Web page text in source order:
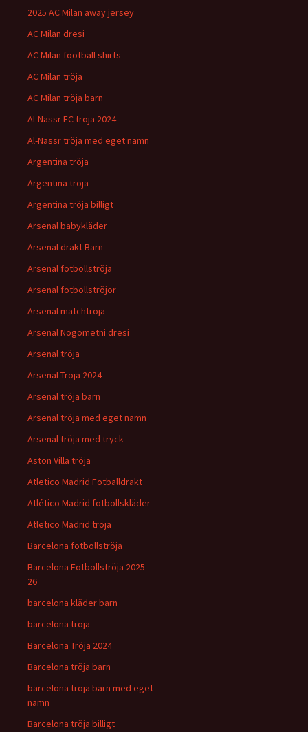
2025 AC Milan away jersey
AC Milan dresi
AC Milan football shirts
AC Milan tröja
AC Milan tröja barn
Al-Nassr FC tröja 2024
Al-Nassr tröja med eget namn
Argentina tröja
Argentina tröja
Argentina tröja billigt
Arsenal babykläder
Arsenal drakt Barn
Arsenal fotbollströja
Arsenal fotbollströjor
Arsenal matchtröja
Arsenal Nogometni dresi
Arsenal tröja
Arsenal Tröja 2024
Arsenal tröja barn
Arsenal tröja med eget namn
Arsenal tröja med tryck
Aston Villa tröja
Atletico Madrid Fotballdrakt
Atlético Madrid fotbollskläder
Atletico Madrid tröja
Barcelona fotbollströja
Barcelona Fotbollströja 2025-
26
barcelona kläder barn
barcelona tröja
Barcelona Tröja 2024
Barcelona tröja barn
barcelona tröja barn med eget
namn
Barcelona tröja billigt